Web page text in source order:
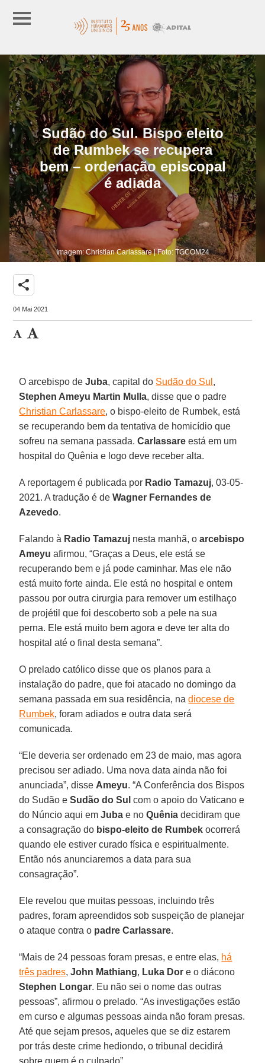
Sudão do Sul. Bispo eleito
de Rumbek se recupera
bem – ordenação episcopal
é adiada
Imagem: Christian Carlassare | Foto: TGCOM24
share
04 Mai 2021
O arcebispo deJuba, capital do Sudão do Sul ,
Stephen Ameyu Martin Mulla, disse que o padre
Christian Carlassare, o bispo-eleito de Rumbek, está
se recuperando bem da tentativa de homicídio que
sofreu na semana passada.Carlassare está em um
hospital do Quênia e logo deve receber alta.
A reportagem é publicada por Radio Tamazuj, 03-05-
2021. A tradução é deWagner Fernandes de
Azevedo.
Falando à Radio Tamazuj nesta manhã, oarcebispo
Ameyu afirmou, “Graças a Deus, ele está se
recuperando bem e já pode caminhar. Mas ele não
está muito forte ainda. Ele está no hospital e ontem
passou por outra cirurgia para remover um estilhaço
de projétil que foi descoberto sob a pele na sua
perna. Ele está muito bem agora e deve ter alta do
hospital até o final desta semana”.
O prelado católico disse que os planos para a
instalação do padre, que foi atacado no domingo da
semana passada em sua residência, nadiocese de
Rumbek, foram adiados e outra data será
comunicada.
“Ele deveria ser ordenado em 23 de maio, mas agora
precisou ser adiado. Uma nova data ainda não foi
anunciada”, disse Ameyu. “A Conferência dos Bispos
do Sudão eSudão do Sul com o apoio do Vaticano e
do Núncio aqui emJuba e noQuênia decidiram que
a consagração do bispo-eleito de Rumbek ocorrerá
quando ele estiver curado física e espiritualmente.
Então nós anunciaremos a data para sua
consagração”.
Ele revelou que muitas pessoas, incluindo três
padres, foram apreendidos sob suspeição de planejar
o ataque contra o padre Carlassare.
“Mais de 24 pessoas foram presas, e entre elas, há
três padres,John Mathiang, Luka Dor e o diácono
Stephen Longar. Eu não sei o nome das outras
pessoas”, afirmou o prelado. “As investigações estão
em curso e algumas pessoas ainda não foram presas.
Até que sejam presos, aqueles que se diz estarem
por trás deste crime hediondo, o tribunal decidirá
sobre quem é o culpado”.